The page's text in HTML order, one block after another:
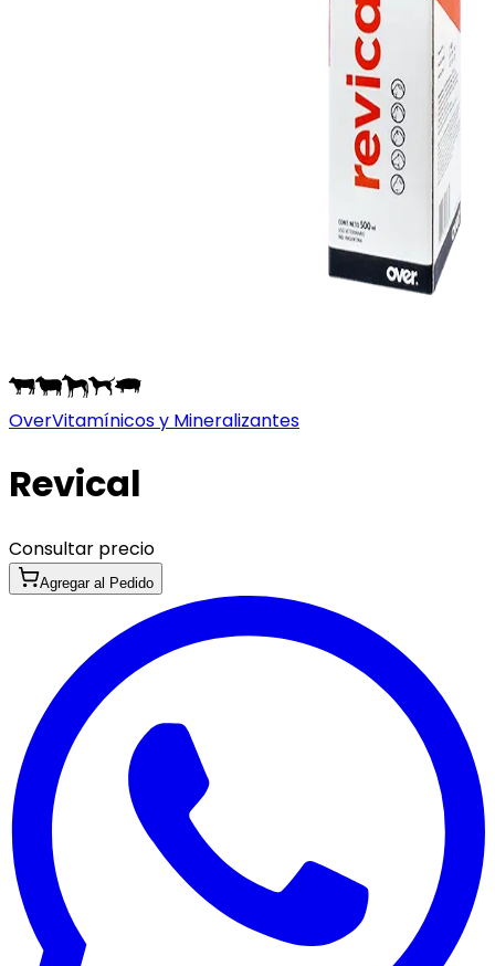
OverVitamínicos y Mineralizantes
Revical
Consultar precio
Agregar al Pedido